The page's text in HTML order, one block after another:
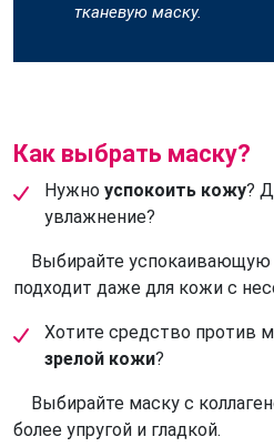
тканевую маску.
Как выбрать маску?
Нужно успокоить кожу?
увлажнение?
Выбирайте успокаивающую
подходит даже для кожи с
Хотите средство против
зрелой кожи?
Выбирайте маску с
более упругой и гладкой.